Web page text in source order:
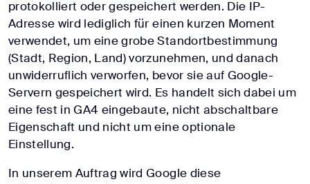
protokolliert oder gespeichert werden. Die IP-
Adresse wird lediglich für einen kurzen Moment
verwendet, um eine grobe Standortbestimmung
(Stadt, Region, Land) vorzunehmen, und danach
unwiderruflich verworfen, bevor sie auf Google-
Servern gespeichert wird. Es handelt sich dabei um
eine fest in GA4 eingebaute, nicht abschaltbare
Eigenschaft und nicht um eine optionale
Einstellung.
In unserem Auftrag wird Google diese